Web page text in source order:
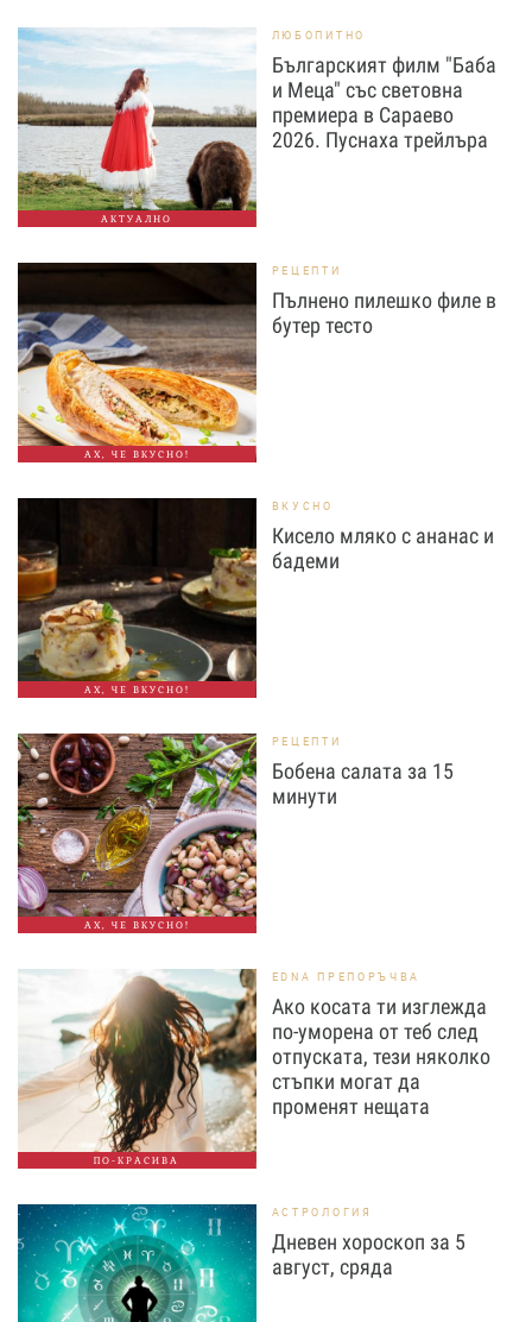
АКТУАЛНО
ЛЮБОПИТНО
Българският филм "Баба
и Меца" със световна
премиера в Сараево
2026. Пуснаха трейлъра
АХ, ЧЕ ВКУСНО!
РЕЦЕПТИ
Пълнено пилешко филе в
бутер тесто
АХ, ЧЕ ВКУСНО!
ВКУСНО
Кисело мляко с ананас и
бадеми
АХ, ЧЕ ВКУСНО!
РЕЦЕПТИ
Бобена салата за 15
минути
ПО-КРАСИВА
EDNA ПРЕПОРЪЧВА
Ако косата ти изглежда
по-уморена от теб след
отпуската, тези няколко
стъпки могат да
променят нещата
АСТРОЛОГИЯ
Дневен хороскоп за 5
август, сряда